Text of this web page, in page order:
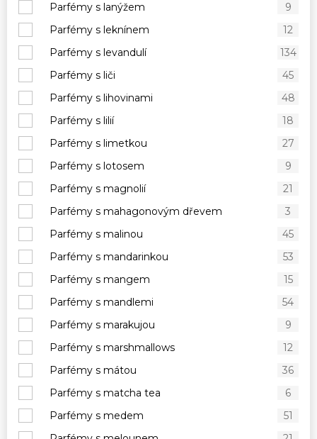
Parfémy s lanýžem
9
Parfémy s leknínem
12
Parfémy s levandulí
134
Parfémy s liči
45
Parfémy s lihovinami
48
Parfémy s lilií
18
Parfémy s limetkou
27
Parfémy s lotosem
9
Parfémy s magnolií
21
Parfémy s mahagonovým dřevem
3
Parfémy s malinou
45
Parfémy s mandarinkou
53
Parfémy s mangem
15
Parfémy s mandlemi
54
Parfémy s marakujou
9
Parfémy s marshmallows
12
Parfémy s mátou
36
Parfémy s matcha tea
6
Parfémy s medem
51